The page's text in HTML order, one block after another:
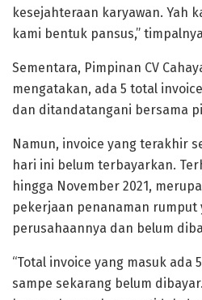
kesejahteraan karyawan. Yah
kami bentuk pansus,”
Sementara, Pimpinan CV
mengatakan, ada 5 total
dan ditandatangani bersama
Namun, invoice yang terakhir
hari ini belum terbayarkan.
hingga November 2021,
pekerjaan penanaman rumput
perusahaannya dan belum
“Total invoice yang masuk ada
sampe sekarang belum